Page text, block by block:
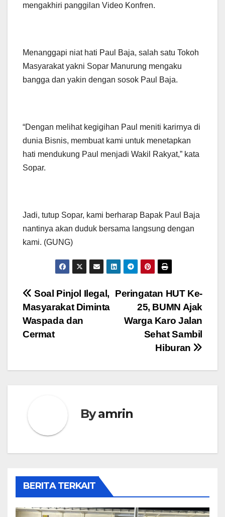
mengakhiri panggilan Video Konfren.
Menanggapi niat hati Paul Baja, salah satu Tokoh
Masyarakat yakni Sopar Manurung mengaku
bangga dan yakin dengan sosok Paul Baja.
“Dengan melihat kegigihan Paul meniti karirnya di
dunia Bisnis, membuat kami untuk menetapkan
hati mendukung Paul menjadi Wakil Rakyat,” kata
Sopar.
Jadi, tutup Sopar, kami berharap Bapak Paul Baja
nantinya akan duduk bersama langsung dengan
kami. (GUNG)
Navigasi
pos
Peringatan HUT Ke-
25, BUMN Ajak
Warga Karo Jalan
Sehat Sambil
Hiburan
Soal Pinjol Ilegal,
Masyarakat Diminta
Waspada dan
Cermat
Byamrin
BERITA TERKAIT